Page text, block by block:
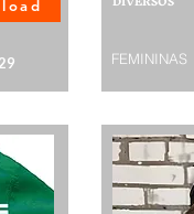
FEMININAS